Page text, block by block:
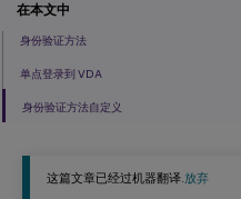
这篇文章已经过机器翻译.放弃
在本文中
身份验证方法
单点登录到 VDA
身份验证方法自定义